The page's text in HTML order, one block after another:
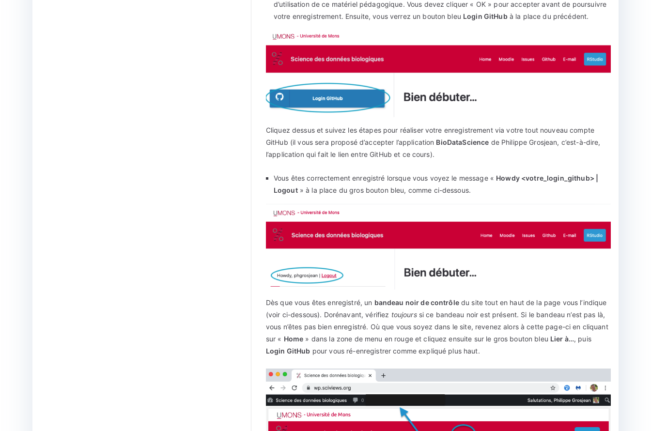
d’utilisation de ce matériel pédagogique. Vous devez cliquer « OK » pour accepter avant de poursuivre
votre enregistrement. Ensuite, vous verrez un bouton bleu Login GitHubà la place du précédent.
Cliquez dessus et suivez les étapes pour réaliser votre enregistrement via votre tout nouveau compte
GitHub (il vous sera proposé d’accepter l’application BioDataScience de Philippe Grosjean, c’est-à-dire,
l’application qui fait le lien entre GitHub et ce cours).
Vous êtes correctement enregistré lorsque vous voyez le message « Howdy <votre_login_github> |
Logout» à la place du gros bouton bleu, comme ci-dessous.
Dès que vous êtes enregistré, un bandeau noir de contrôledu site tout en haut de la page vous l’indique
(voir ci-dessous). Dorénavant, vérifiez toujourssi ce bandeau noir est présent. Si le bandeau n’est pas là,
vous n’êtes pas bien enregistré. Où que vous soyez dans le site, revenez alors à cette page-ci en cliquant
sur « Home » dans la zone de menu en rouge et cliquez ensuite sur le gros bouton bleu Lier à…, puis
Login GitHub pour vous ré-enregistrer comme expliqué plus haut.